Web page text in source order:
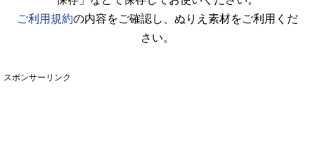
ご利用規約の内容をご確認し、ぬりえ素材をご利用くだ
さい。
スポンサーリンク